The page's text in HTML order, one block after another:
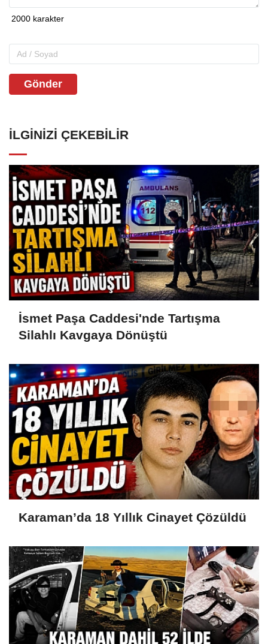
Gönder
İLGINIZI ÇEKEBILIR
İsmet Paşa Caddesi'nde Tartışma
Silahlı Kavgaya Dönüştü
Karaman’da 18 Yıllık Cinayet Çözüldü